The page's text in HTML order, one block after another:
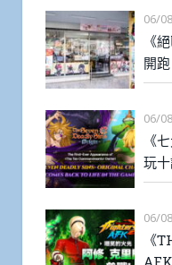
06/
《
開
06/
《
玩
06/
《